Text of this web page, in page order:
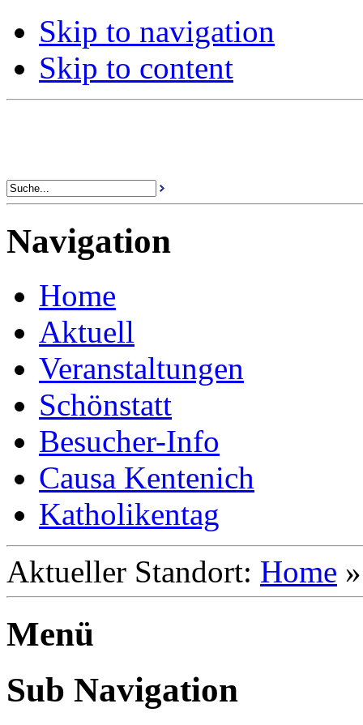
Skip to navigation
Skip to content
Navigation
Home
Aktuell
Veranstaltungen
Schönstatt
Besucher-Info
Causa Kentenich
Katholikentag
Aktueller Standort: Home
Menü
Sub Navigation